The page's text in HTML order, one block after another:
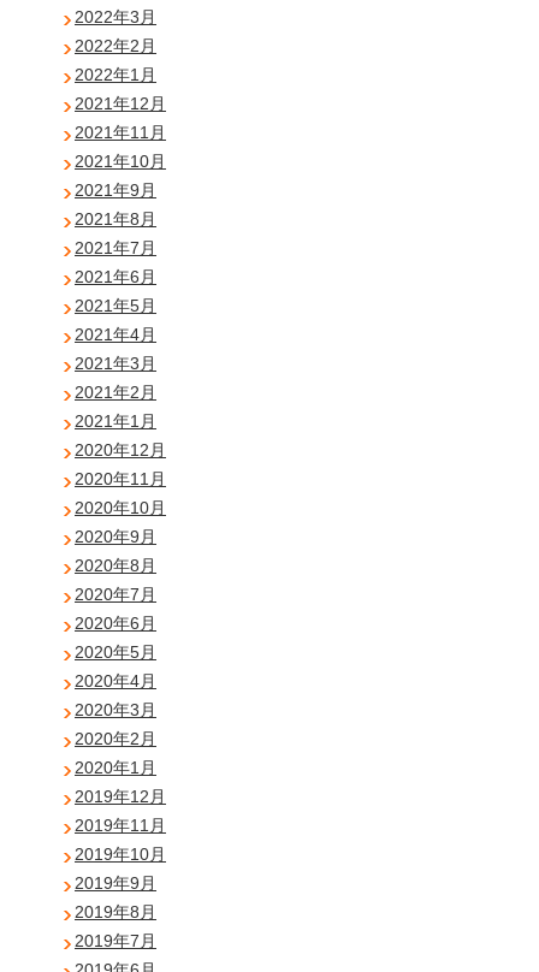
2022年3月
2022年2月
2022年1月
2021年12月
2021年11月
2021年10月
2021年9月
2021年8月
2021年7月
2021年6月
2021年5月
2021年4月
2021年3月
2021年2月
2021年1月
2020年12月
2020年11月
2020年10月
2020年9月
2020年8月
2020年7月
2020年6月
2020年5月
2020年4月
2020年3月
2020年2月
2020年1月
2019年12月
2019年11月
2019年10月
2019年9月
2019年8月
2019年7月